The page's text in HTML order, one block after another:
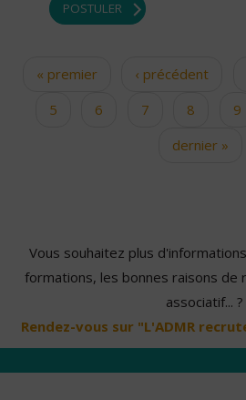
POSTULER
Pages« premier ‹ précédent
5
6 7 8 9
dernier »
Vous souhaitez plus
formations, les bonnes raisons de
associatif... ?
Rendez-vous sur "L'ADMR